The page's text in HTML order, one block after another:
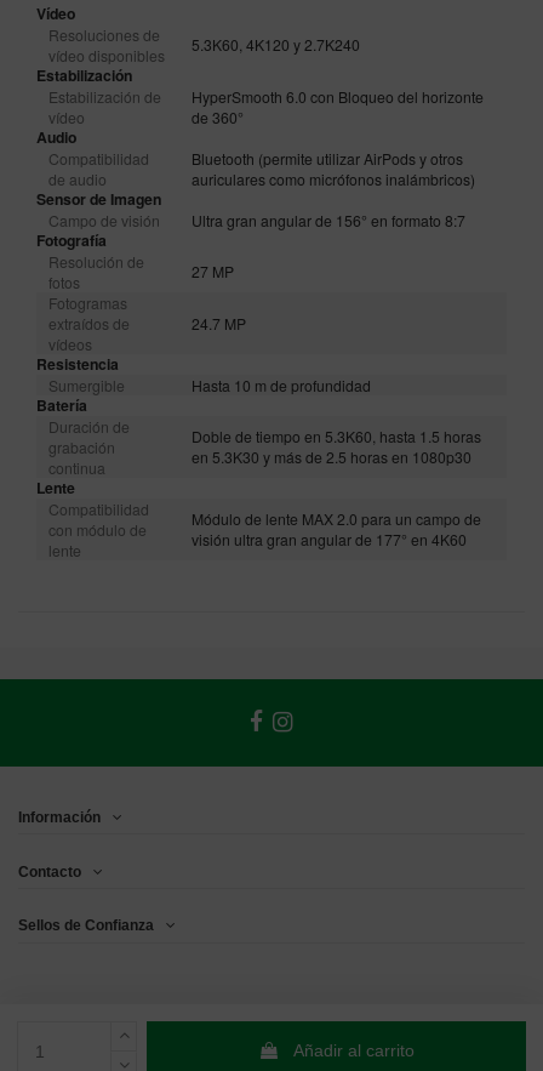
Añadir al carrito
Vídeo
Resoluciones de
vídeo disponibles
5.3K60, 4K120 y 2.7K240
Estabilización
Estabilización de
vídeo
HyperSmooth 6.0 con Bloqueo del horizonte
de 360°
Audio
Compatibilidad
de audio
Bluetooth (permite utilizar AirPods y otros
auriculares como micrófonos inalámbricos)
Sensor de Imagen
Campo de visión Ultra gran angular de 156° en formato 8:7
Fotografía
Resolución de
fotos
27 MP
Fotogramas
extraídos de
vídeos
24.7 MP
Resistencia
Sumergible Hasta 10 m de profundidad
Batería
Duración de
grabación
continua
Doble de tiempo en 5.3K60, hasta 1.5 horas
en 5.3K30 y más de 2.5 horas en 1080p30
Lente
Compatibilidad
con módulo de
lente
Módulo de lente MAX 2.0 para un campo de
visión ultra gran angular de 177° en 4K60
Información
Contacto
Sellos de Confianza